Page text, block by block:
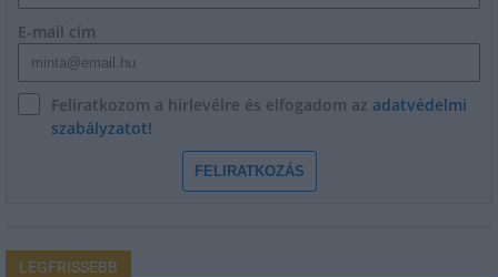
E-mail cím
Feliratkozom a hírlevélre és elfogadom az adatvédelmi
szabályzatot!
FELIRATKOZÁS
LEGFRISSEBB